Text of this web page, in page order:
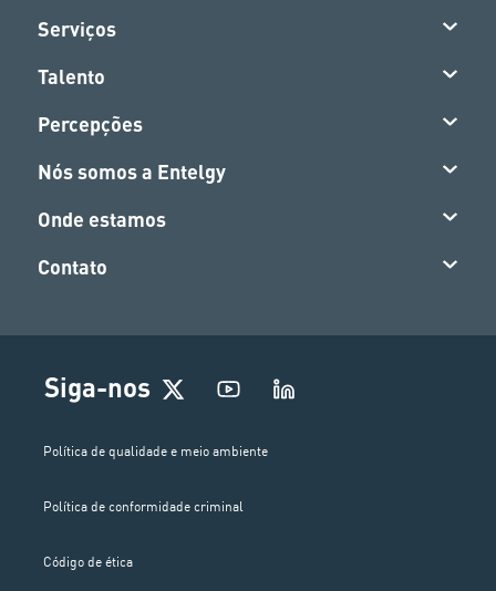
Serviços
Talento
Percepções
Nós somos a Entelgy
Onde estamos
Contato
Siga-nos
Política de qualidade e meio ambiente
Política de conformidade criminal
Código de ética